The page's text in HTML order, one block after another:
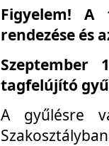
Figyelem! A
rendezése és
Szeptember
tagfelújító
A gyűlésre